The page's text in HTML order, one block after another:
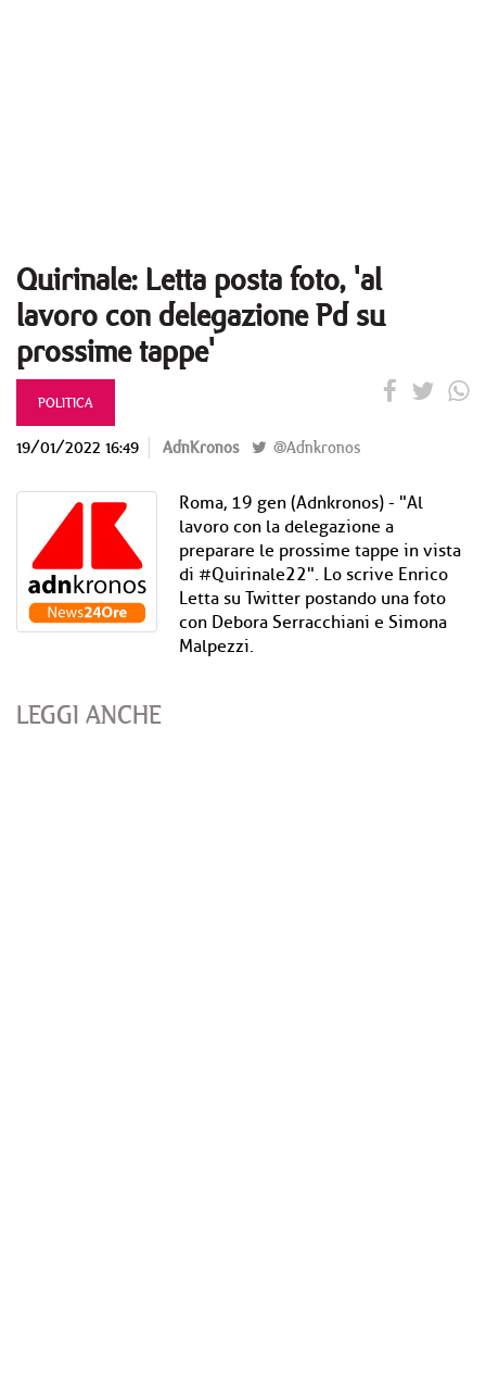
Quirinale: Letta posta foto, 'al
lavoro con delegazione Pd su
prossime tappe'
POLITICA
19/01/2022 16:49 AdnKronos @Adnkronos
Roma, 19 gen (Adnkronos) - "Al
lavoro con la delegazione a
preparare le prossime tappe in vista
di #Quirinale22". Lo scrive Enrico
Letta su Twitter postando una foto
con Debora Serracchiani e Simona
Malpezzi.
LEGGI ANCHE